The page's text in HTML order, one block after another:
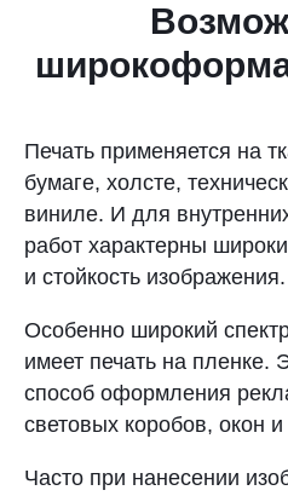
НОВОСИБИРСК
sale@plastikam.ru
Печать применяется на
бумаге, холсте,
виниле. И для
работ характерны
и стойкость изображения.
Особенно широкий
имеет печать на пленке.
способ оформления
световых коробов, окон и
Часто при нанесении